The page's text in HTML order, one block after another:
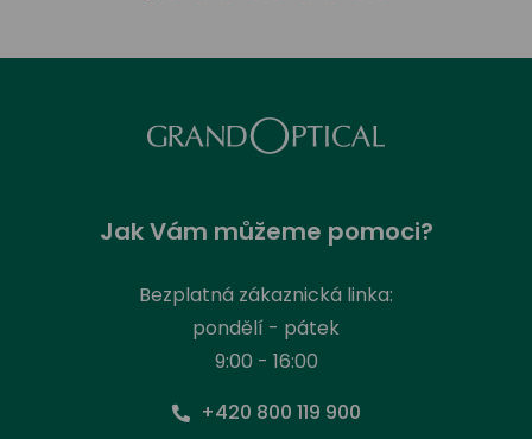
Jak Vám můžeme pomoci?
Bezplatná zákaznická linka:
pondělí - pátek
9:00 - 16:00
+420 800 119 900